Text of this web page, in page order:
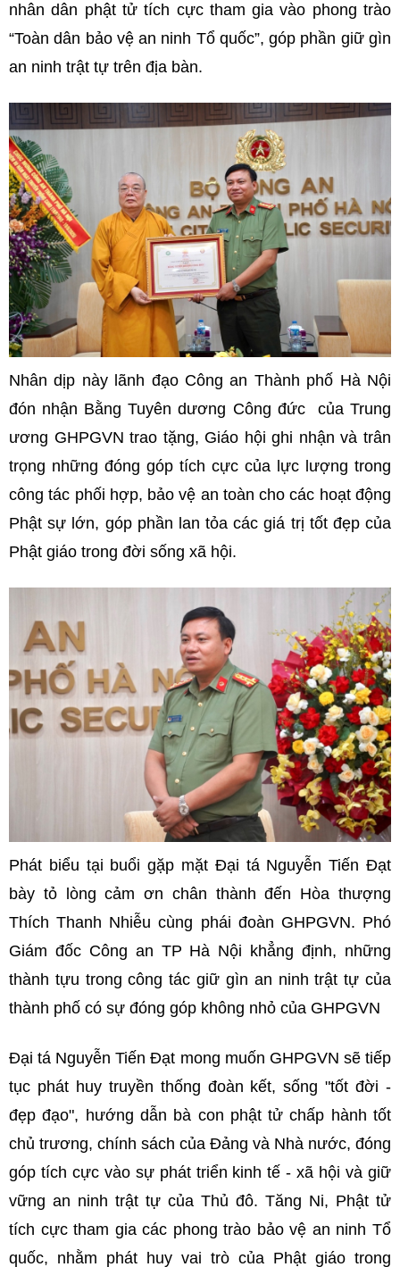
nhân dân phật tử tích cực tham gia vào phong trào
“Toàn dân bảo vệ an ninh Tổ quốc”, góp phần giữ gìn
an ninh trật tự trên địa bàn.
Nhân dịp này lãnh đạo Công an Thành phố Hà Nội
đón nhận Bằng Tuyên dương Công đức của Trung
ương GHPGVN trao tặng, Giáo hội ghi nhận và trân
trọng những đóng góp tích cực của lực lượng trong
công tác phối hợp, bảo vệ an toàn cho các hoạt động
Phật sự lớn, góp phần lan tỏa các giá trị tốt đẹp của
Phật giáo trong đời sống xã hội.
Phát biểu tại buổi gặp mặt Đại tá Nguyễn Tiến Đạt
bày tỏ lòng cảm ơn chân thành đến Hòa thượng
Thích Thanh Nhiễu cùng phái đoàn GHPGVN. Phó
Giám đốc Công an TP Hà Nội khẳng định, những
thành tựu trong công tác giữ gìn an ninh trật tự của
thành phố có sự đóng góp không nhỏ của GHPGVN
Đại tá Nguyễn Tiến Đạt mong muốn GHPGVN sẽ tiếp
tục phát huy truyền thống đoàn kết, sống "tốt đời -
đẹp đạo", hướng dẫn bà con phật tử chấp hành tốt
chủ trương, chính sách của Đảng và Nhà nước, đóng
góp tích cực vào sự phát triển kinh tế - xã hội và giữ
vững an ninh trật tự của Thủ đô. Tăng Ni, Phật tử
tích cực tham gia các phong trào bảo vệ an ninh Tổ
quốc, nhằm phát huy vai trò của Phật giáo trong